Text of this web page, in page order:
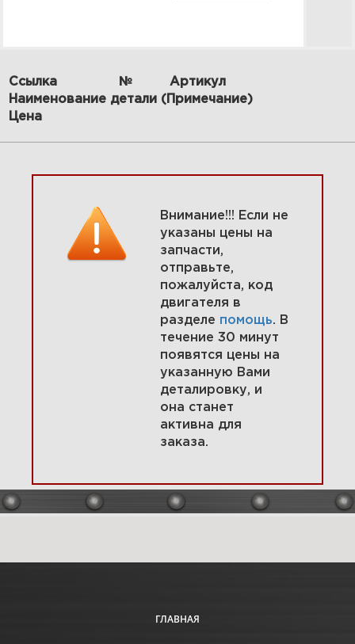
8 Крышка картера, впускной
Увеличить
295442-0134-E1
Ссылка №
Артикул
Наименование детали (Примечание)
Цена
Внимание!!! Если не
указаны цены на
запчасти,
отправьте,
пожалуйста, код
двигателя в
разделе помощь. В
течение 30 минут
появятся цены на
указанную Вами
деталировку, и
она станет
активна для
заказа.
ГЛАВНАЯ